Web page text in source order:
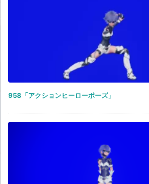
958「アクションヒーローポーズ」